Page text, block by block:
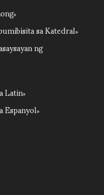
sa Katedral
ng
Latin